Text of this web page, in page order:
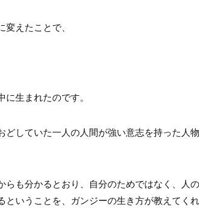
えたことで、
生まれたのです。
していた一人の人間が強い意志を持った人
も分かるとおり、自分のためではなく、人
ということを、ガンジーの生き方が教えてく